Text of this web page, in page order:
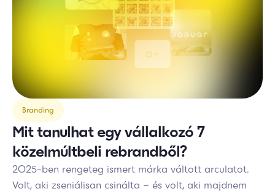
Branding
Mit tanulhat egy vállalkozó 7
közelmúltbeli rebrandből?
2025-ben rengeteg ismert márka váltott arculatot.
Volt, aki zseniálisan csinálta – és volt, aki majdnem